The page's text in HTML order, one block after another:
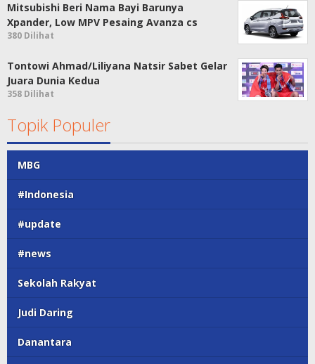
Mitsubishi Beri Nama Bayi Barunya
Xpander, Low MPV Pesaing Avanza cs
380 Dilihat
Tontowi Ahmad/Liliyana Natsir Sabet Gelar
Juara Dunia Kedua
358 Dilihat
Topik Populer
MBG
#Indonesia
#update
#news
Sekolah Rakyat
Judi Daring
Danantara